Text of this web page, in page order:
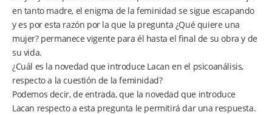
en tanto madre, el enigma de la feminidad se sigue escapando
y es por esta razón por la que la pregunta ¿Qué quiere una
mujer? permanece vigente para él hasta el final de su obra y de
su vida.
¿Cuál es la novedad que introduce Lacan en el psicoanálisis,
respecto a la cuestión de la feminidad?
Podemos decir, de entrada, que la novedad que introduce
Lacan respecto a esta pregunta le permitirá dar una respuesta.